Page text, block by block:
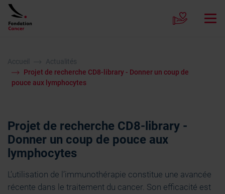
Accueil
Actualités
Projet de recherche CD8-library - Donner un coup de
pouce aux lymphocytes
Projet de recherche CD8-library -
Donner un coup de pouce aux
lymphocytes
L’utilisation de l’immunothérapie constitue une avancée
récente dans le traitement du cancer. Son efficacité est